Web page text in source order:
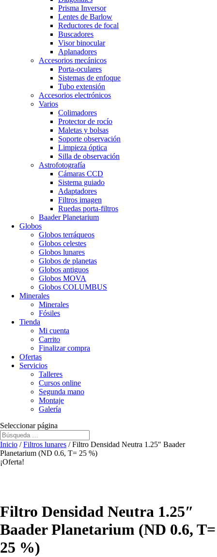
Prisma Inversor
Lentes de Barlow
Reductores de focal
Buscadores
Visor binocular
Aplanadores
Accesorios mecánicos
Porta-oculares
Sistemas de enfoque
Tubo extensión
Accesorios electrónicos
Varios
Colimadores
Protector de rocío
Maletas y bolsas
Soporte observación
Limpieza óptica
Silla de observación
Astrofotografía
Cámaras CCD
Sistema guiado
Adaptadores
Filtros imagen
Ruedas porta-filtros
Baader Planetarium
Globos
Globos terráqueos
Globos celestes
Globos lunares
Globos de planetas
Globos antiguos
Globos MOVA
Globos COLUMBUS
Minerales
Minerales
Fósiles
Tienda
Mi cuenta
Carrito
Finalizar compra
Ofertas
Servicios
Talleres
Cursos online
Segunda mano
Montaje
Galería
Seleccionar página
Inicio /Filtros lunares / Filtro Densidad Neutra 1.25″ Baader
Planetarium (ND 0.6, T= 25 %)
¡Oferta!
Filtro Densidad Neutra 1.25″
Baader Planetarium (ND 0.6, T=
25 %)